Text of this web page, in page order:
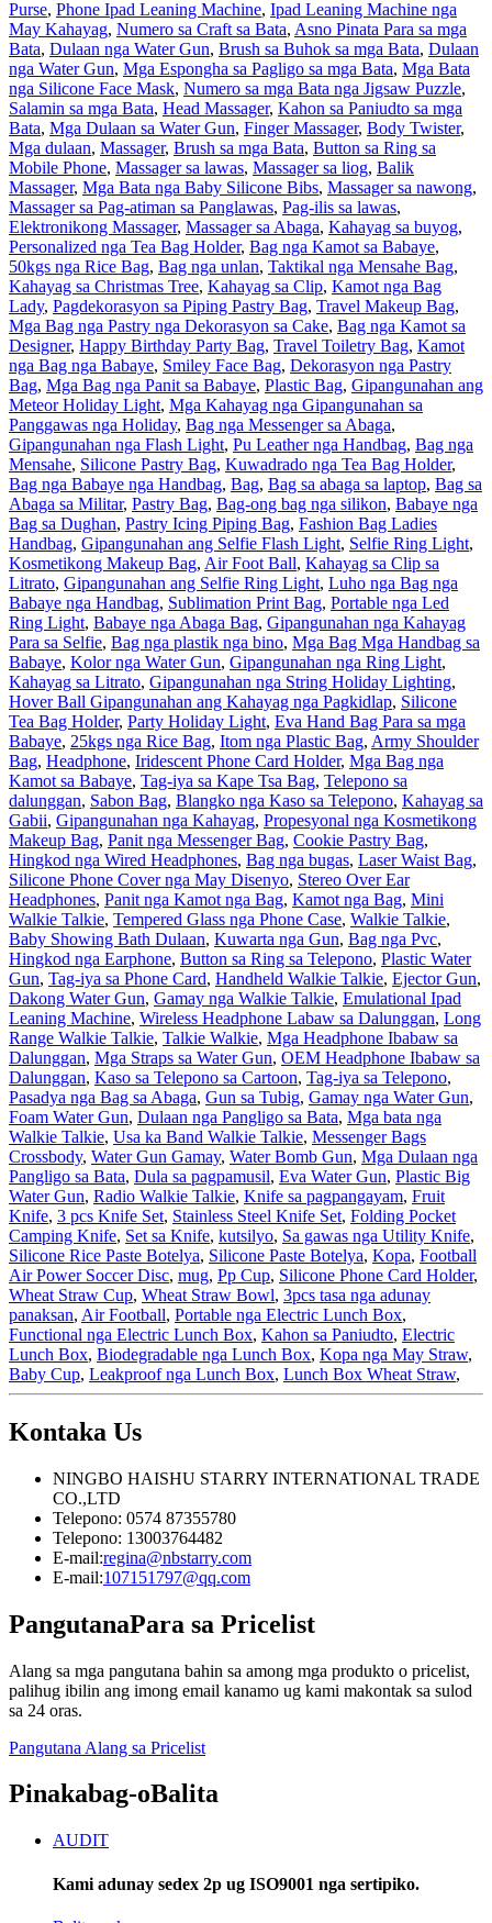
Purse, Phone Ipad Leaning Machine, Ipad Leaning Machine nga
May Kahayag, Numero sa Craft sa Bata, Asno Pinata Para sa mga
Bata, Dulaan nga Water Gun, Brush sa Buhok sa mga Bata, Dulaan
nga Water Gun, Mga Espongha sa Pagligo sa mga Bata, Mga Bata
nga Silicone Face Mask, Numero sa mga Bata nga Jigsaw Puzzle,
Salamin sa mga Bata, Head Massager, Kahon sa Paniudto sa mga
Bata, Mga Dulaan sa Water Gun, Finger Massager, Body Twister,
Mga dulaan, Massager, Brush sa mga Bata, Button sa Ring sa
Mobile Phone, Massager sa lawas, Massager sa liog, Balik
Massager, Mga Bata nga Baby Silicone Bibs, Massager sa nawong,
Massager sa Pag-atiman sa Panglawas, Pag-ilis sa lawas,
Elektronikong Massager, Massager sa Abaga, Kahayag sa buyog,
Personalized nga Tea Bag Holder, Bag nga Kamot sa Babaye,
50kgs nga Rice Bag, Bag nga unlan, Taktikal nga Mensahe Bag,
Kahayag sa Christmas Tree, Kahayag sa Clip, Kamot nga Bag
Lady, Pagdekorasyon sa Piping Pastry Bag, Travel Makeup Bag,
Mga Bag nga Pastry nga Dekorasyon sa Cake, Bag nga Kamot sa
Designer, Happy Birthday Party Bag, Travel Toiletry Bag, Kamot
nga Bag nga Babaye, Smiley Face Bag, Dekorasyon nga Pastry
Bag, Mga Bag nga Panit sa Babaye, Plastic Bag, Gipangunahan ang
Meteor Holiday Light, Mga Kahayag nga Gipangunahan sa
Panggawas nga Holiday, Bag nga Messenger sa Abaga,
Gipangunahan nga Flash Light, Pu Leather nga Handbag, Bag nga
Mensahe, Silicone Pastry Bag, Kuwadrado nga Tea Bag Holder,
Bag nga Babaye nga Handbag, Bag, Bag sa abaga sa laptop, Bag sa
Abaga sa Militar, Pastry Bag, Bag-ong bag nga silikon, Babaye nga
Bag sa Dughan, Pastry Icing Piping Bag, Fashion Bag Ladies
Handbag, Gipangunahan ang Selfie Flash Light, Selfie Ring Light,
Kosmetikong Makeup Bag, Air Foot Ball, Kahayag sa Clip sa
Litrato, Gipangunahan ang Selfie Ring Light, Luho nga Bag nga
Babaye nga Handbag, Sublimation Print Bag, Portable nga Led
Ring Light, Babaye nga Abaga Bag, Gipangunahan nga Kahayag
Para sa Selfie, Bag nga plastik nga bino, Mga Bag Mga Handbag sa
Babaye, Kolor nga Water Gun, Gipangunahan nga Ring Light,
Kahayag sa Litrato, Gipangunahan nga String Holiday Lighting,
Hover Ball Gipangunahan ang Kahayag nga Pagkidlap, Silicone
Tea Bag Holder, Party Holiday Light, Eva Hand Bag Para sa mga
Babaye, 25kgs nga Rice Bag, Itom nga Plastic Bag, Army Shoulder
Bag, Headphone, Iridescent Phone Card Holder, Mga Bag nga
Kamot sa Babaye, Tag-iya sa Kape Tsa Bag, Telepono sa
dalunggan, Sabon Bag, Blangko nga Kaso sa Telepono, Kahayag sa
Gabii, Gipangunahan nga Kahayag, Propesyonal nga Kosmetikong
Makeup Bag, Panit nga Messenger Bag, Cookie Pastry Bag,
Hingkod nga Wired Headphones, Bag nga bugas, Laser Waist Bag,
Silicone Phone Cover nga May Disenyo, Stereo Over Ear
Headphones, Panit nga Kamot nga Bag, Kamot nga Bag, Mini
Walkie Talkie, Tempered Glass nga Phone Case, Walkie Talkie,
Baby Showing Bath Dulaan, Kuwarta nga Gun, Bag nga Pvc,
Hingkod nga Earphone, Button sa Ring sa Telepono, Plastic Water
Gun, Tag-iya sa Phone Card, Handheld Walkie Talkie, Ejector Gun,
Dakong Water Gun, Gamay nga Walkie Talkie, Emulational Ipad
Leaning Machine, Wireless Headphone Labaw sa Dalunggan, Long
Range Walkie Talkie, Talkie Walkie, Mga Headphone Ibabaw sa
Dalunggan, Mga Straps sa Water Gun, OEM Headphone Ibabaw sa
Dalunggan, Kaso sa Telepono sa Cartoon, Tag-iya sa Telepono,
Pasadya nga Bag sa Abaga, Gun sa Tubig, Gamay nga Water Gun,
Foam Water Gun, Dulaan nga Pangligo sa Bata, Mga bata nga
Walkie Talkie, Usa ka Band Walkie Talkie, Messenger Bags
Crossbody, Water Gun Gamay, Water Bomb Gun, Mga Dulaan nga
Pangligo sa Bata, Dula sa pagpamusil, Eva Water Gun, Plastic Big
Water Gun, Radio Walkie Talkie, Knife sa pagpangayam, Fruit
Knife, 3 pcs Knife Set, Stainless Steel Knife Set, Folding Pocket
Camping Knife, Set sa Knife, kutsilyo, Sa gawas nga Utility Knife,
Silicone Rice Paste Botelya, Silicone Paste Botelya, Kopa, Football
Air Power Soccer Disc, mug, Pp Cup, Silicone Phone Card Holder,
Wheat Straw Cup, Wheat Straw Bowl, 3pcs tasa nga adunay
panaksan, Air Football, Portable nga Electric Lunch Box,
Functional nga Electric Lunch Box, Kahon sa Paniudto, Electric
Lunch Box, Biodegradable nga Lunch Box, Kopa nga May Straw,
Baby Cup, Leakproof nga Lunch Box, Lunch Box Wheat Straw,
Kontaka Us
NINGBO HAISHU STARRY INTERNATIONAL TRADE
CO.,LTD
Telepono: 0574 87355780
Telepono: 13003764482
E-mail:regina@nbstarry.com
E-mail:107151797@qq.com
PangutanaPara sa Pricelist
Alang sa mga pangutana bahin sa among mga produkto o pricelist,
palihug ibilin ang imong email kanamo ug kami makontak sa sulod
sa 24 oras.
Pangutana Alang sa Pricelist
Pinakabag-oBalita
AUDIT
Kami adunay sedex 2p ug ISO9001 nga sertipiko.